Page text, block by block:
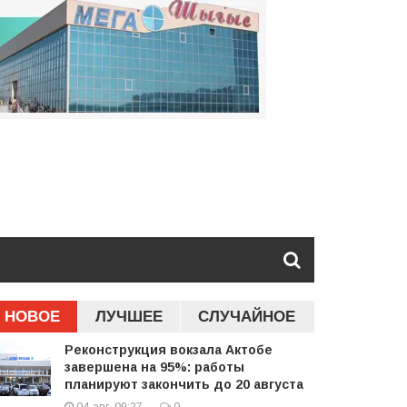
НОВОЕ ЛУЧШЕЕ СЛУЧАЙНОЕ
Реконструкция вокзала Актобе
завершена на 95%: работы
планируют закончить до 20 августа